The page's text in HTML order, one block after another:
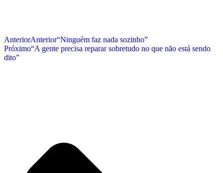
AnteriorAnterior“Ninguém faz nada sozinho”
Próximo“A gente precisa reparar sobretudo no que não está sendo
dito”